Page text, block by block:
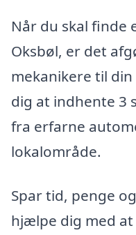
Når du skal
Oksbøl, er det
mekanikere til
dig at indhente 3
fra erfarne
lokalområde.
Spar tid, penge
hjælpe dig med